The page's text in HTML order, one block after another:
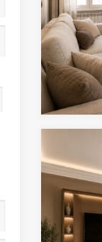
Este
deberá
de la
sitio
los
que
del